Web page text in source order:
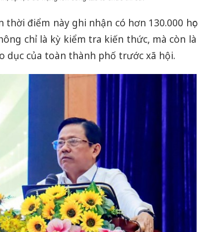
điểm này ghi nhận có hơn 130.000 học
chỉ là kỳ kiểm tra kiến thức, mà còn là
dục của toàn thành phố trước xã hội.